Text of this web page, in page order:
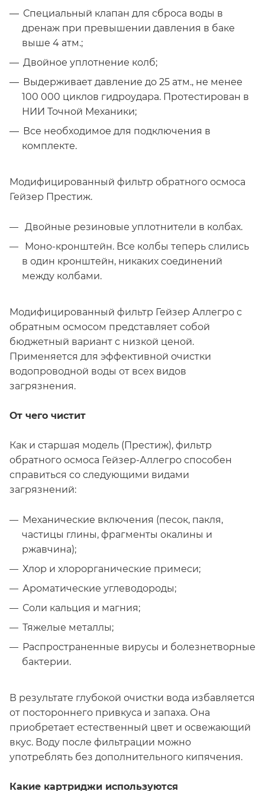
Специальный клапан для сброса воды в
дренаж при превышении давления в баке
выше 4 атм.;
Двойное уплотнение колб;
Выдерживает давление до 25 атм., не менее
100 000 циклов гидроудара. Протестирован в
НИИ Точной Механики;
Все необходимое для подключения в
комплекте.
Модифицированный фильтр обратного осмоса
Гейзер Престиж.
Двойные резиновые уплотнители в колбах.
Моно-кронштейн. Все колбы теперь слились
в один кронштейн, никаких соединений
между колбами.
Модифицированный фильтр Гейзер Аллегро с
обратным осмосом представляет собой
бюджетный вариант с низкой ценой.
Применяется для эффективной очистки
водопроводной воды от всех видов
загрязнения.
От чего чистит
Как и старшая модель (Престиж), фильтр
обратного осмоса Гейзер-Аллегро способен
справиться со следующими видами
загрязнений:
Механические включения (песок, пакля,
частицы глины, фрагменты окалины и
ржавчина);
Хлор и хлорорганические примеси;
Ароматические углеводороды;
Соли кальция и магния;
Тяжелые металлы;
Распространенные вирусы и болезнетворные
бактерии.
В результате глубокой очистки вода избавляется
от постороннего привкуса и запаха. Она
приобретает естественный цвет и освежающий
вкус. Воду после фильтрации можно
употреблять без дополнительного кипячения.
Какие картриджи используются